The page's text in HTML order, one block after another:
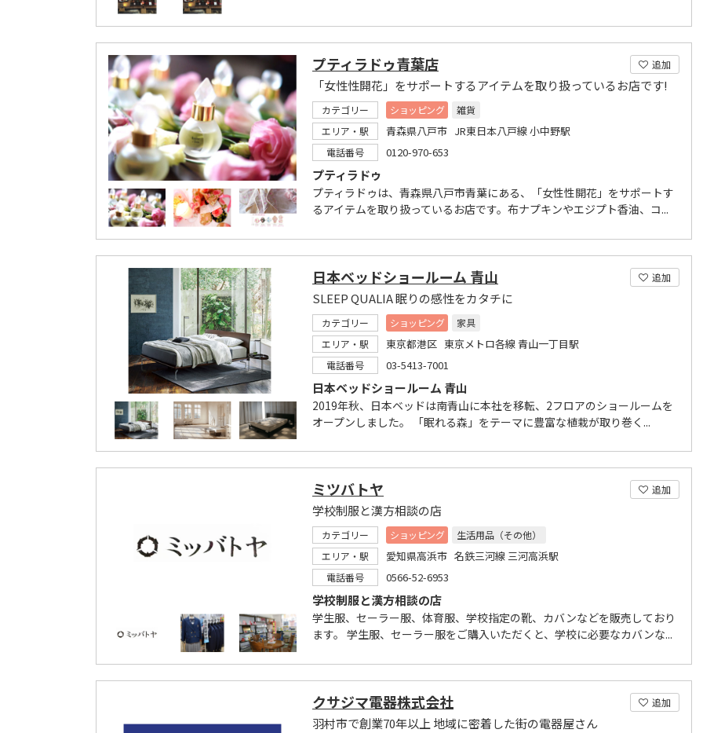
追加
プティラドゥ青葉店
「女性性開花」をサポートするアイテムを取り扱っているお店です!
カテゴリー ショッピング
雑貨
エリア・駅
青森県八戸市 JR東日本八戸線 小中野駅
電話番号 0120-970-653
プティラドゥ
プティラドゥは、青森県八戸市青葉にある、「女性性開花」をサポートす
るアイテムを取り扱っているお店です。布ナプキンやエジプト香油、コ...
追加
日本ベッドショールーム 青山
SLEEP QUALIA 眠りの感性をカタチに
カテゴリー ショッピング
家具
エリア・駅
東京都港区 東京メトロ各線 青山一丁目駅
電話番号 03-5413-7001
日本ベッドショールーム 青山
2019年秋、日本ベッドは南青山に本社を移転、2フロアのショールームを
オープンしました。 「眠れる森」をテーマに豊富な植栽が取り巻く...
追加
ミツバトヤ
学校制服と漢方相談の店
カテゴリー ショッピング
生活用品（その他）
エリア・駅
愛知県高浜市 名鉄三河線 三河高浜駅
電話番号 0566-52-6953
学校制服と漢方相談の店
学生服、セーラー服、体育服、学校指定の靴、カバンなどを販売しており
ます。 学生服、セーラー服をご購入いただくと、学校に必要なカバンな...
追加
クサジマ電器株式会社
羽村市で創業70年以上 地域に密着した街の電器屋さん